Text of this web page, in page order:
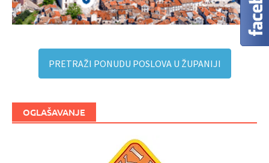
PRETRAŽI PONUDU POSLOVA U ŽUPANIJI
OGLAŠAVANJE